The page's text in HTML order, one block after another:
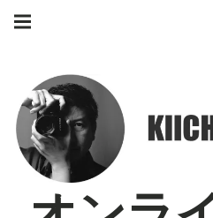
Skip
Main
navigation